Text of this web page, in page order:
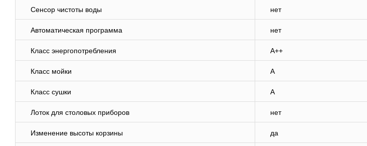
Сенсор чистоты воды нет
Автоматическая программа нет
Класс энергопотребления A++
Класс мойки A
Класс сушки A
Лоток для столовых приборов нет
Изменение высоты корзины да